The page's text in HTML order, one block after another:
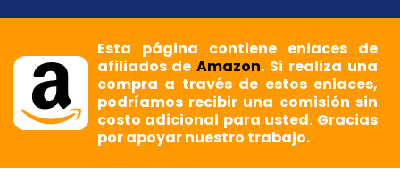
Esta página contiene enlaces de
afiliados deAmazon. Si realiza una
compra a través de estos enlaces,
podríamos recibir una comisión sin
costo adicional para usted. Gracias
por apoyar nuestro trabajo.